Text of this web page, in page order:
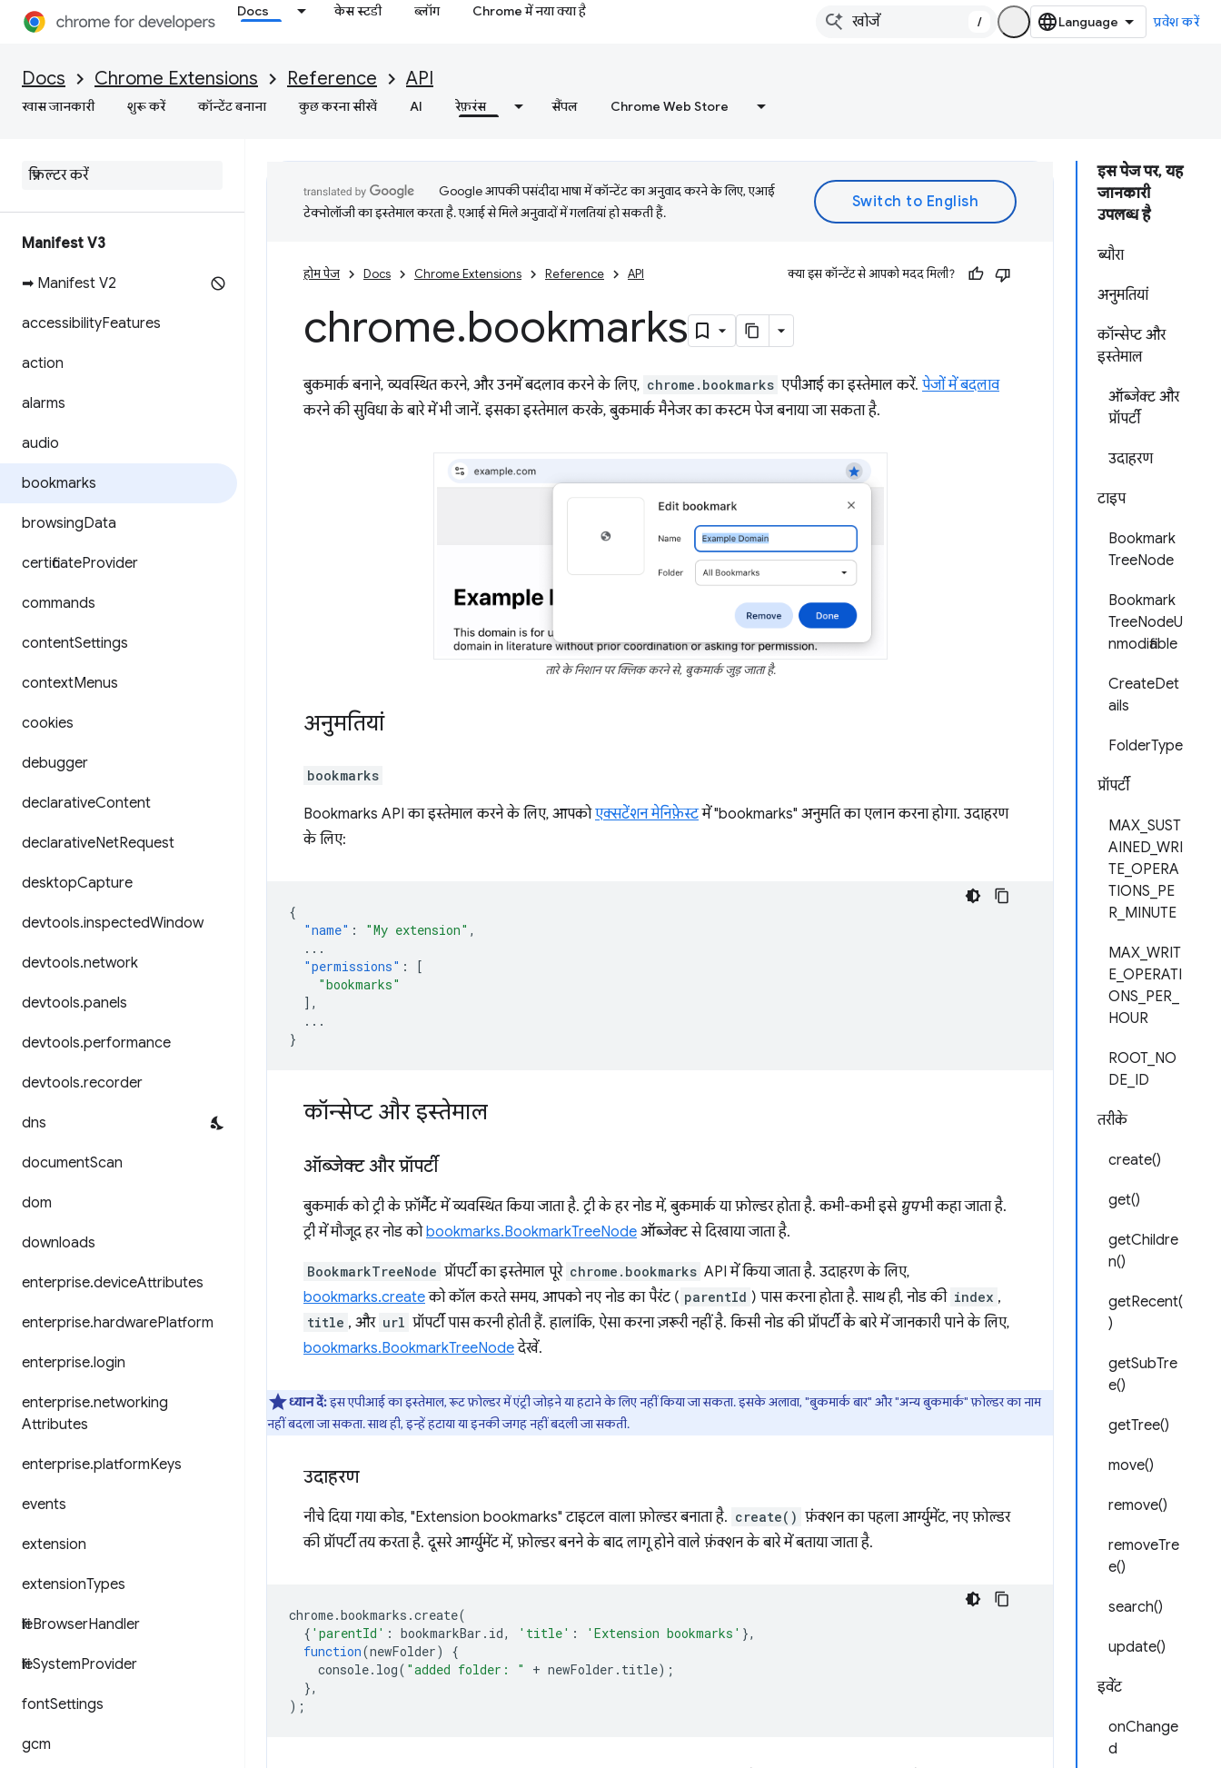
Docs केस स्टडी ब्लॉग Chrome में नया क्या है
/ प्रवेश करें
Docs Chrome Extensions Reference API
खास जानकारी शुरू करें कॉन्टेंट बनाना कुछ करना सीखें AI रेफ़रंस सैंपल Chrome Web Store
Manifest V3
➡ Manifest V2
accessibilityFeatures
action
alarms
audio
bookmarks
browsingData
certificateProvider
commands
contentSettings
contextMenus
cookies
debugger
declarativeContent
declarativeNetRequest
desktopCapture
devtools.inspectedWindow
devtools.network
devtools.panels
devtools.performance
devtools.recorder
dns
documentScan
dom
downloads
enterprise.deviceAttributes
enterprise.hardwarePlatform
enterprise.login
enterprise.networking
Attributes
enterprise.platformKeys
events
extension
extensionTypes
fileBrowserHandler
fileSystemProvider
fontSettings
gcm
इस पेज पर, यह
जानकारी
उपलब्ध है
ब्यौरा
अनुमतियां
कॉन्सेप्ट और
इस्तेमाल
ऑब्जेक्ट और
प्रॉपर्टी
उदाहरण
टाइप
Bookmark
TreeNode
Bookmark
TreeNodeU
nmodifiable
CreateDet
ails
FolderType
प्रॉपर्टी
MAX_SUST
AINED_WRI
TE_OPERA
TIONS_PE
R_MINUTE
MAX_WRIT
E_OPERATI
ONS_PER_
HOUR
ROOT_NO
DE_ID
तरीके
create()
get()
getChildre
n()
getRecent(
)
getSubTre
e()
getTree()
move()
remove()
removeTre
e()
search()
update()
इवेंट
onChange
d
Google आपकी पसंदीदा भाषा में कॉन्टेंट का अनुवाद करने के लिए, एआई
टेक्नोलॉजी का इस्तेमाल करता है. एआई से मिले अनुवादों में गलतियां हो सकती हैं.
होम पेज Docs Chrome Extensions Reference API क्या इस कॉन्टेंट से आपको मदद मिली?
chrome.bookmarks
बुकमार्क बनाने, व्यवस्थित करने, और उनमें बदलाव करने के लिए, chrome.bookmarks एपीआई का इस्तेमाल करें. पेजों में बदलाव
करने की सुविधा के बारे में भी जानें. इसका इस्तेमाल करके, बुकमार्क मैनेजर का कस्टम पेज बनाया जा सकता है.
तारे के निशान पर क्लिक करने से, बुकमार्क जुड़ जाता है.
अनुमतियां
bookmarks
Bookmarks API का इस्तेमाल करने के लिए, आपकोएक्सटेंशन मेनिफ़ेस्टमें "bookmarks" अनुमति का एलान करना होगा. उदाहरण
के लिए:
{
"name" : "My extension" ,
...
"permissions" :
[
"bookmarks"
],
...
}
कॉन्सेप्ट और इस्तेमाल
ऑब्जेक्ट और प्रॉपर्टी
बुकमार्क को ट्री के फ़ॉर्मैट में व्यवस्थित किया जाता है. ट्री के हर नोड में, बुकमार्क या फ़ोल्डर होता है. कभी-कभी इसे ग्रुपभी कहा जाता है.
ट्री में मौजूद हर नोड कोbookmarks.BookmarkTreeNode ऑब्जेक्ट से दिखाया जाता है.
BookmarkTreeNode प्रॉपर्टी का इस्तेमाल पूरे chrome.bookmarks API में किया जाता है. उदाहरण के लिए,
bookmarks.createको कॉल करते समय, आपको नए नोड का पैरंट ( parentId ) पास करना होता है. साथ ही, नोड की index ,
title , और url प्रॉपर्टी पास करनी होती हैं. हालांकि, ऐसा करना ज़रूरी नहीं है. किसी नोड की प्रॉपर्टी के बारे में जानकारी पाने के लिए,
bookmarks.BookmarkTreeNodeदेखें.
ध्यान दें:इस एपीआई का इस्तेमाल, रूट फ़ोल्डर में एंट्री जोड़ने या हटाने के लिए नहीं किया जा सकता. इसके अलावा, "बुकमार्क बार" और "अन्य बुकमार्क" फ़ोल्डर का नाम
नहीं बदला जा सकता. साथ ही, इन्हें हटाया या इनकी जगह नहीं बदली जा सकती.
उदाहरण
नीचे दिया गया कोड, "Extension bookmarks" टाइटल वाला फ़ोल्डर बनाता है. create() फ़ंक्शन का पहला आर्ग्युमेंट, नए फ़ोल्डर
की प्रॉपर्टी तय करता है. दूसरे आर्ग्युमेंट में, फ़ोल्डर बनने के बाद लागू होने वाले फ़ंक्शन के बारे में बताया जाता है.
chrome.bookmarks .create(
{ 'parentId' : bookmarkBar . id, 'title' : 'Extension bookmarks' },
function(newFolder)
{
console. log( "added folder: " + newFolder . title);
},
);